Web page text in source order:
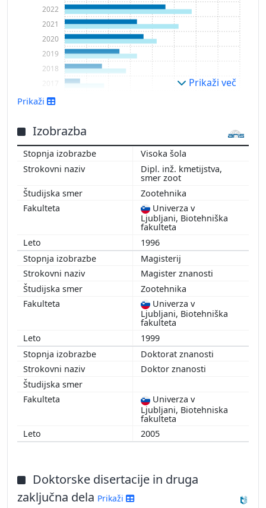
2011
2012
2014
2016
2017
2018
2019
2020
2021
2022
Prikaži več
Prikaži
Izobrazba
Visoka šola
Dipl. inž. kmetijstva,
smer zoot
Zootehnika
Univerza v
Ljubljani, Biotehniška
fakulteta
1996
Magisterij
Magister znanosti
Zootehnika
Univerza v
Ljubljani, Biotehniška
fakulteta
1999
Doktorat znanosti
Doktor znanosti
Univerza v
Ljubljani, Biotehniska
fakulteta
2005
Doktorske disertacije in druga
zaključna dela Prikaži